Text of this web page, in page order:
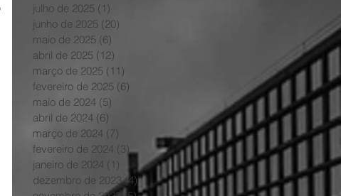
julho de 2025 (1)
junho de 2025 (20)
maio de 2025 (6)
abril de 2025 (12)
março de 2025 (11)
fevereiro de 2025 (6)
maio de 2024 (5)
abril de 2024 (6)
março de 2024 (7)
fevereiro de 2024 (3) 3 posts
janeiro de 2024 (1) 1 post
dezembro de 2023 (4)4 posts